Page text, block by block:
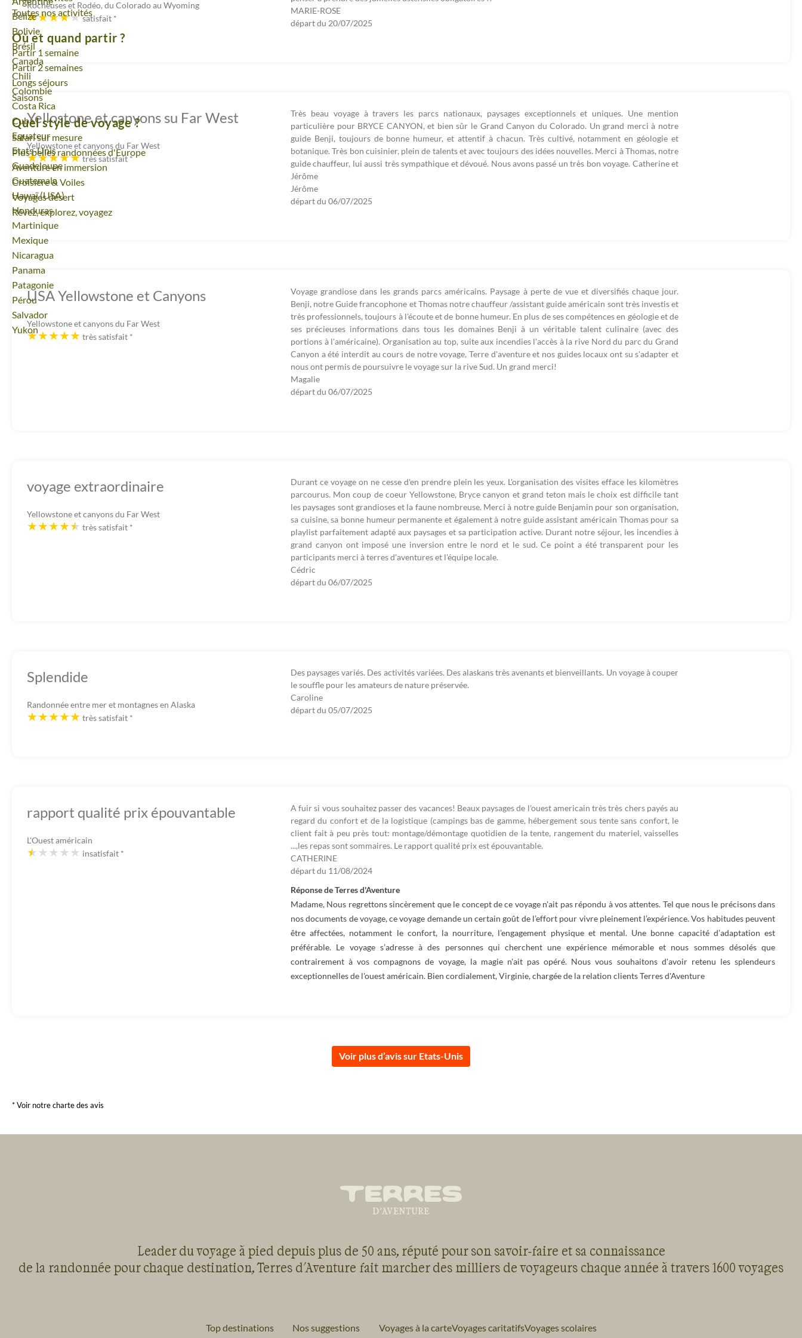
Voyage
Belize
Voyage
Bolivie
Voyage
Brésil
Voyage
Canada
Voyage
Chili
Voyage
Colombie
Voyage
Costa Rica
Voyage
Cuba
Voyage
Equateur
Voyage
Etats-Unis
Voyage
Guadeloupe
Voyage
Guatemala
Voyage
Hawaï (USA)
Voyage
Honduras
Voyage
Martinique
Voyage
Mexique
Voyage
Nicaragua
Voyage
Panama
Voyage
Patagonie
Voyage
Pérou
Voyage
Salvador
Voyage
Yukon
Toutes nos activités
Où et quand partir ?
Partir 1 semaine
Partir 2 semaines
Longs séjours
Saisons
Quel style de voyage ?
Safari sur mesure
Plus belles randonnées d'Europe
Aventure en immersion
Croisière & Voiles
Voyages désert
Rêvez, explorez, voyagez
Rocheuses et Rodéo, du Colorado au Wyoming
satisfait *
MARIE-ROSE
départ du 20/07/2025
Yellostone et canyons su Far West
Yellowstone et canyons du Far West
très satisfait*
Très beau voyage à travers les parcs nationaux, paysages exceptionnels et uniques. Une mention
particulière pour BRYCE CANYON, et bien sûr le Grand Canyon du Colorado. Un grand merci à notre
guide Benji, toujours de bonne humeur, et attentif à chacun. Très cultivé, notamment en géologie et
botanique. Très bon cuisinier, plein de talents et avec toujours des idées nouvelles. Merci à Thomas, notre
guide chauffeur, lui aussi très sympathique et dévoué. Nous avons passé un très bon voyage. Catherine et
Jérôme
Jérôme
départ du 06/07/2025
USA Yellowstone et Canyons
Yellowstone et canyons du Far West
très satisfait *
Voyage grandiose dans les grands parcs américains. Paysage à perte de vue et diversifiés chaque jour.
Benji, notre Guide francophone et Thomas notre chauffeur /assistant guide américain sont très investis et
très professionnels, toujours à l'écoute et de bonne humeur. En plus de ses compétences en géologie et de
ses précieuses informations dans tous les domaines Benji à un véritable talent culinaire (avec des
portions à l'américaine). Organisation au top, suite aux incendies l'accès à la rive Nord du parc du Grand
Canyon a été interdit au cours de notre voyage, Terre d'aventure et nos guides locaux ont su s'adapter et
nous ont permis de poursuivre le voyage sur la rive Sud. Un grand merci!
Magalie
départ du 06/07/2025
voyage extraordinaire
Yellowstone et canyons du Far West
très satisfait *
Durant ce voyage on ne cesse d'en prendre plein les yeux. L'organisation des visites efface les kilomètres
parcourus. Mon coup de coeur Yellowstone, Bryce canyon et grand teton mais le choix est difficile tant
les paysages sont grandioses et la faune nombreuse. Merci à notre guide Benjamin pour son organisation,
sa cuisine, sa bonne humeur permanente et également à notre guide assistant américain Thomas pour sa
playlist parfaitement adapté aux paysages et sa participation active. Durant notre séjour, les incendies à
grand canyon ont imposé une inversion entre le nord et le sud. Ce point a été transparent pour les
participants merci à terres d'aventures et l'équipe locale.
Cédric
départ du 06/07/2025
Splendide
Randonnée entre mer et montagnes en Alaska
très satisfait *
Des paysages variés. Des activités variées. Des alaskans très avenants et bienveillants. Un voyage à couper
le souffle pour les amateurs de nature préservée.
Caroline
départ du 05/07/2025
rapport qualité prix épouvantable
L'Ouest américain
insatisfait *
A fuir si vous souhaitez passer des vacances! Beaux paysages de l'ouest americain très très chers payés au
regard du confort et de la logistique (campings bas de gamme, hébergement sous tente sans confort, le
client fait à peu près tout: montage/démontage quotidien de la tente, rangement du materiel, vaisselles
...,les repas sont sommaires. Le rapport qualité prix est épouvantable.
CATHERINE
départ du 11/08/2024
Réponse de Terres d'Aventure
Madame, Nous regrettons sincèrement que le concept de ce voyage n'ait pas répondu à vos attentes. Tel que nous le précisons dans
nos documents de voyage, ce voyage demande un certain goût de l’effort pour vivre pleinement l’expérience. Vos habitudes peuvent
être affectées, notamment le confort, la nourriture, l’engagement physique et mental. Une bonne capacité d’adaptation est
préférable. Le voyage s’adresse à des personnes qui cherchent une expérience mémorable et nous sommes désolés que
contrairement à vos compagnons de voyage, la magie n'ait pas opéré. Nous vous souhaitons d'avoir retenu les splendeurs
exceptionnelles de l'ouest américain. Bien cordialement, Virginie, chargée de la relation clients Terres d'Aventure
Voir plus d’avis sur Etats-Unis
* Voir notre charte des avis
Leader du voyage à pied depuis plus de 50 ans, réputé pour son savoir-faire et sa connaissance
de la randonnée pour chaque destination, Terres d'Aventure fait marcher des milliers de voyageurs chaque année à travers 1600 voyages
Top destinations Nos suggestions Voyages à la carteVoyages caritatifsVoyages scolaires